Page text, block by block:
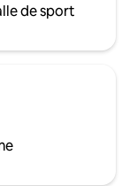
de sport